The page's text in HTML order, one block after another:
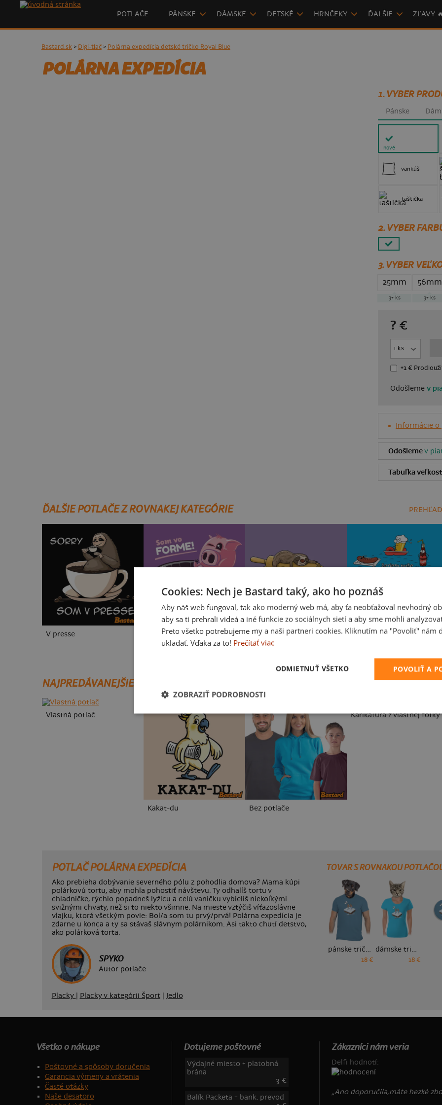
POTLAČE PÁNSKE DÁMSKE DETSKÉ HRNČEKY ĎALŠIE ZĽAVY
Bastard.sk> Digi-tlač> Polárna expedícia detské tričko Royal Blue
POLÁRNA EXPEDÍCIA
1. VYBER
Pánske
nové
vankúš
taštička
2. VYBER
3.VYBER
25mm
3+ ks
56mm
3+ ks
? €
+1 €
Odošleme v
Informácie o
Odošlemev
Tabuľka
ĎALŠIE POTLAČE Z ROVNAKEJ KATEGÓRIE
V presse Vo forme Milujem váľanie Slovenské kupko
NAJPREDÁVANEJŠIE POTLAČE
Vlastná potlač
Kakat-du Bez potlače
Karikatúra z vlastnej fotky
POTLAČ POLÁRNA EXPEDÍCIA
Ako prebieha dobývanie severného pólu z pohodlia domova? Mama kúpi
polárkovú tortu, aby mohla pohostiť návštevu. Ty odhalíš tortu v
chladničke, rýchlo popadneš lyžicu a celú vaničku vybieliš niekoľkými
svižnými chvaty, než si to niekto všimne. Na mieste vztýčiš víťazoslávne
vlajku, ktorá všetkým povie: Bol/a som tu prvý/prvá! Polárna expedícia je
zdarne u konca a ty sa stávaš slávnym polárnikom. Asi takto chutí detstvo,
ako polárková torta.
SPYKO
Autor potlače
Placky Placky v kategórii Šport| Jedlo
TOVAR S ROVNAKOU
pánske tričko
18 €
dámske tričko
18 €
Všetko o nákupe
Poštovné a spôsoby doručenia
Garancia výmeny a vrátenia
Časté otázky
Naše desatoro
Dotujeme poštovné
Výdajné miesto + platobná
brána
3 €
Balík Packeta + bank. prevod
Zákazníci nám veria
Delfi hodnotí:
„Ano doporučila,máte hezké
Cookies: Nech je Bastard taký, ako ho poznáš
Aby náš web fungoval, tak ako moderný web má, aby ťa neobťažoval nevhodný
aby sa ti prehrali videá a iné funkcie zo sociálnych sietí a aby sme mohli
Preto všetko potrebujeme my a naši partneri cookies. Kliknutím na "Povoliť" nám
ukladať. Vďaka za to! Prečítať viac
POVOLIŤ A
ODMIETNUŤ VŠETKO
ZOBRAZIŤ PODROBNOSTI